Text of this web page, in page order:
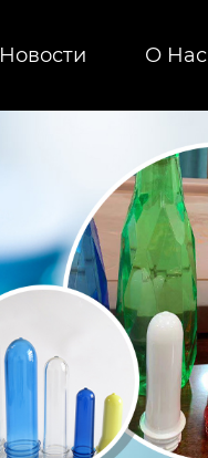
Новости О Hас